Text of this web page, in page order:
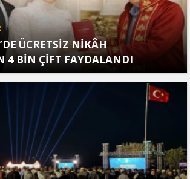
ÜCRETSİZ NİKÂH
4 BİN ÇİFT FAYDALANDI